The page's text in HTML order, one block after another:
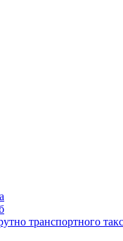
транспортного